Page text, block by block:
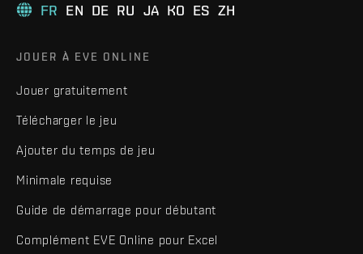
FR EN DE RU JA KO ES ZH
JOUER À EVE ONLINE
Jouer gratuitement
Télécharger le jeu
Ajouter du temps de jeu
Minimale requise
Guide de démarrage pour débutant
Complément EVE Online pour Excel